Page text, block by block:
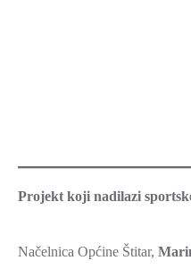
Projekt koji nadilazi
Načelnica Općine Štitar,